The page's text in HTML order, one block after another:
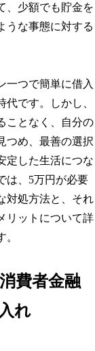
、少額でも貯金を
うな事態に対する
一つで簡単に借入
です。しかし、
ことなく、自分の
つめ、最善の選択
定した生活につな
は、5万円が必要
対処方法と、それ
リットについて詳
費者金融
れ